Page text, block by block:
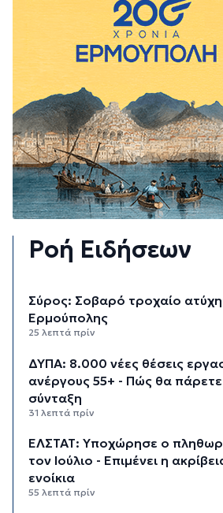
Ροή Ειδήσεων
Σύρος: Σοβαρό τροχαίο
Ερμούπολης
25 λεπτά πρίν
ΔΥΠΑ: 8.000 νέες θέσεις
ανέργους 55+ - Πώς θα
σύνταξη
31 λεπτά πρίν
ΕΛΣΤΑΤ: Υποχώρησε ο
τον Ιούλιο - Επιμένει η
ενοίκια
55 λεπτά πρίν